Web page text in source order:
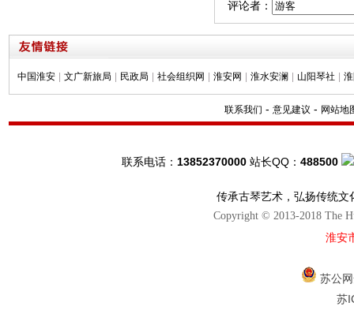
评论者：
中国淮安 文广新旅局 民政局 社会组织网 淮安网 淮水安澜 山阳琴社
联系我们 - 意见建议 - 网站地
联系电话： 13852370000 站长QQ： 488500
传承古琴艺术，弘扬传统
Copyright © 2013-2018 The
淮安
苏公
苏